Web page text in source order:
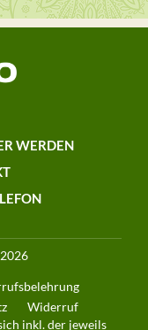
WERDEN
Widerruf
inkl. der jeweils